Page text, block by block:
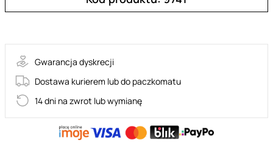
Gwarancja dyskrecji
Dostawa kurierem lub do paczkomatu
14 dni na zwrot lub wymianę